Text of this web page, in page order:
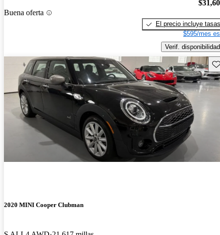
Buena oferta
El precio incluye tasas
$595/mes
Verif. disponibilidad
2020 MINI Cooper Clubman